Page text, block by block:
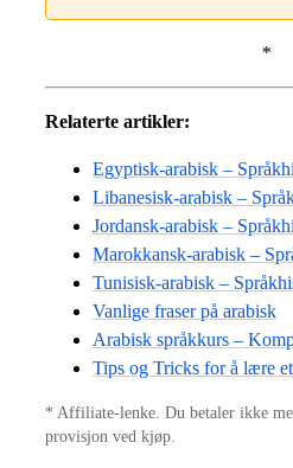
*
Relaterte artikler:
Egyptisk-arabisk –
Libanesisk-arabisk –
Jordansk-arabisk –
Marokkansk-arabisk –
Tunisisk-arabisk –
Vanlige fraser på arabisk
Arabisk språkkurs –
Tips og Tricks for å lære
* Affiliate-lenke. Du betaler ikke
provisjon ved kjøp.